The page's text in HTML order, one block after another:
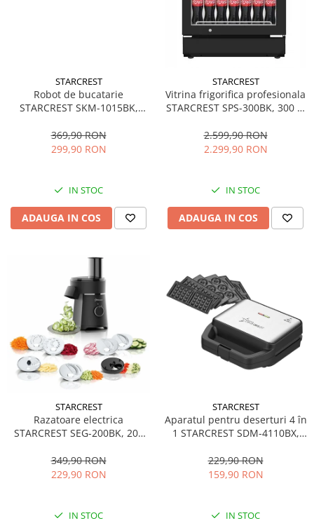
STARCREST
Robot de bucatarie
STARCREST SKM-1015BK,
Accesorii, 10 Viteze + Pulse,
Negru
369,90 RON
299,90 RON
IN STOC
ADAUGA IN COS
STARCREST
Vitrina frigorifica profesionala
STARCREST SPS-300BK, 300 L,
LED, H 169.5 cm, Negru
2.599,90 RON
2.299,90 RON
IN STOC
ADAUGA IN COS
STARCREST
Razatoare electrica
STARCREST SEG-200BK, 200
349,90 RON
229,90 RON
IN STOC
STARCREST
Aparatul pentru deserturi 4 în
1 STARCREST SDM-4110BX,
invelis ceramic pentru vafe,
nuci, gogosi si smile
229,90 RON
159,90 RON
IN STOC